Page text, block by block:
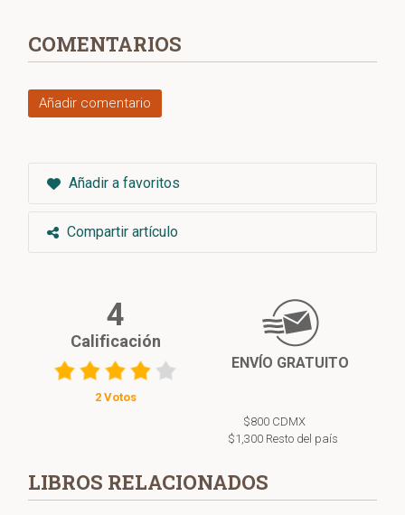
COMENTARIOS
Añadir comentario
Añadir a favoritos
Compartir artículo
4
Calificación
2 Votos
ENVÍO GRATUITO
$800 CDMX
$1,300 Resto del país
LIBROS RELACIONADOS